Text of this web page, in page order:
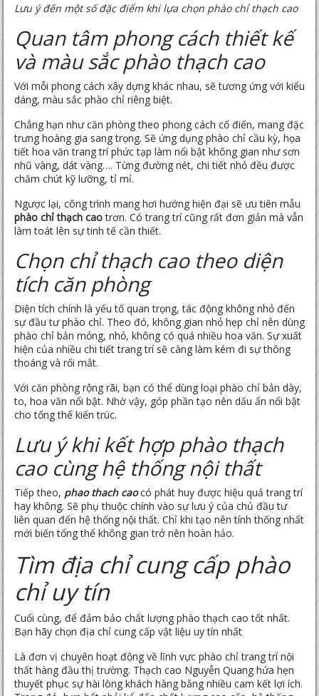
Lưu ý đến một số đặc điểm khi lựa chọn phào chỉ thạch cao
Quan tâm phong cách thiết kế
và màu sắc phào thạch cao
Với mỗi phong cách xây dựng khác nhau, sẽ tương ứng với kiểu
dáng, màu sắc phào chỉ riêng biệt.
Chẳng hạn như căn phòng theo phong cách cổ điển, mang đặc
trưng hoàng gia sang trọng. Sẽ ứng dụng phào chỉ cầu kỳ, họa
tiết hoa văn trang trí phức tạp làm nổi bật không gian như sơn
nhũ vàng, dát vàng…. Từng đường nét, chi tiết nhỏ đều được
chăm chút kỹ lưỡng, tỉ mỉ.
Ngược lại, công trình mang hơi hướng hiện đại sẽ ưu tiên mẫu
phào chỉ thạch caotrơn. Có trang trí cũng rất đơn giản mà vẫn
làm toát lên sự tinh tế cần thiết.
Chọn chỉ thạch cao theo diện
tích căn phòng
Diện tích chính là yếu tố quan trọng, tác động không nhỏ đến
sự đầu tư phào chỉ. Theo đó, không gian nhỏ hẹp chỉ nên dùng
phào chỉ bản mỏng, nhỏ, không có quá nhiều hoa văn. Sự xuất
hiện của nhiều chi tiết trang trí sẽ càng làm kém đi sự thông
thoáng và rối mắt.
Với căn phòng rộng rãi, bạn có thể dùng loại phào chỉ bản dày,
to, hoa văn nổi bật. Nhờ vậy, góp phần tạo nên dấu ấn nổi bật
cho tổng thể kiến trúc.
Lưu ý khi kết hợp phào thạch
cao cùng hệ thống nội thất
Tiếp theo, phao thach caocó phát huy được hiệu quả trang trí
hay không. Sẽ phụ thuộc chính vào sự lưu ý của chủ đầu tư
liên quan đến hệ thống nội thất. Chỉ khi tạo nên tính thống nhất
mới biến tổng thể không gian trở nên hoàn hảo.
Tìm địa chỉ cung cấp phào
chỉ uy tín
Cuối cùng, để đảm bảo chất lượng phào thạch cao tốt nhất.
Bạn hãy chọn địa chỉ cung cấp vật liệu uy tín nhất
Là đơn vị chuyên hoạt động về lĩnh vực phào chỉ trang trí nội
thất hàng đầu thị trường. Thạch cao Nguyễn Quang hứa hẹn
thuyết phục sự hài lòng khách hàng bằng nhiều cam kết lợi ích.